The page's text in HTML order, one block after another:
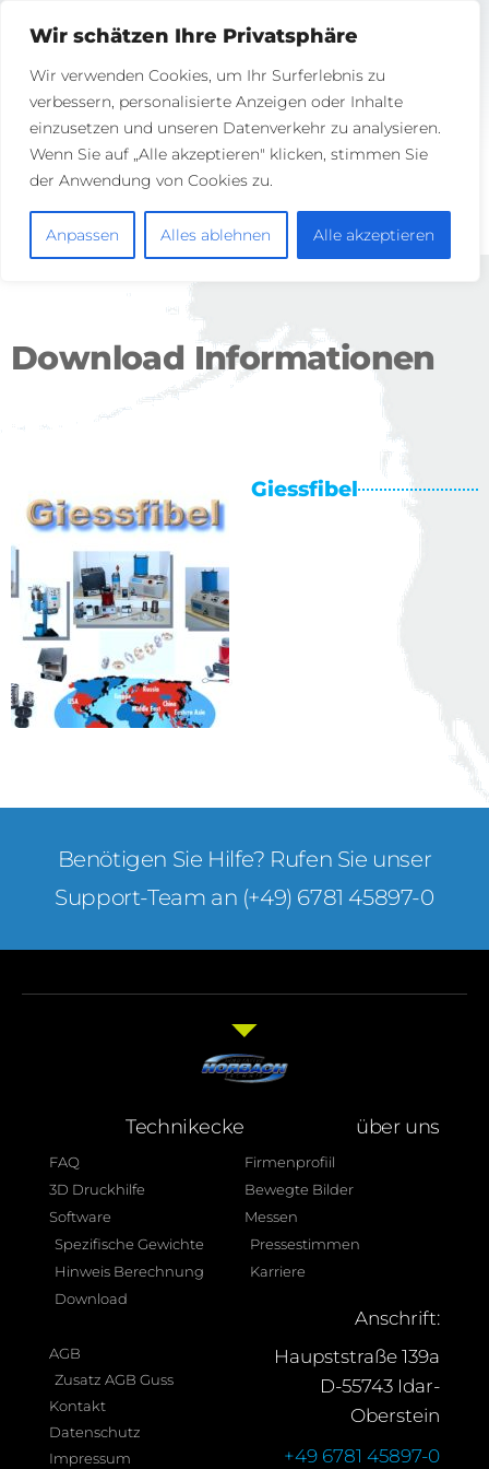
Wir schätzen Ihre Privatsphäre
Wir verwenden Cookies, um Ihr Surferlebnis zu
verbessern, personalisierte Anzeigen oder Inhalte
einzusetzen und unseren Datenverkehr zu analysieren.
Wenn Sie auf „Alle akzeptieren" klicken, stimmen Sie
der Anwendung von Cookies zu.
Anpassen Alles ablehnen Alle akzeptieren
Download Informationen
Giessfibel
Benötigen Sie Hilfe? Rufen Sie unser
Support-Team an (+49) 6781 45897-0
Technikecke
FAQ
3D Druckhilfe
Software
Spezifische Gewichte
Hinweis Berechnung
Download
über uns
Firmenprofiil
Bewegte Bilder
Messen
Pressestimmen
Karriere
AGB
Zusatz AGB Guss
Kontakt
Datenschutz
Impressum
Anschrift:
Haupststraße 139a
D-55743 Idar-
Oberstein
+49 6781 45897-0